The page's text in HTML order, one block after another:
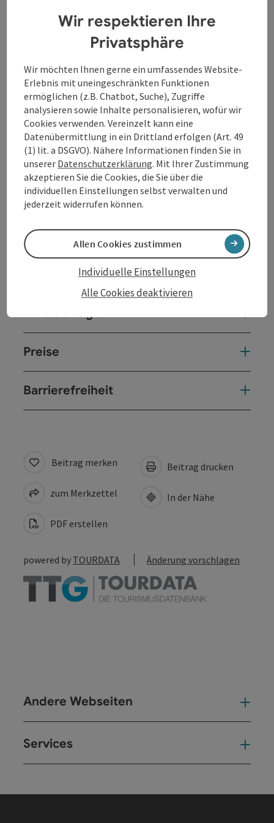
Die Hermann Göring Werke haben die Stadt Linz
baulich und wirtschaftlich geprägt. Sie haben das
soziale Gefüge der Stadt nachhaltig verändert. Die
wurden, sind heute noch offensichtlich. Die
Auswirkungen auf die Opfer von einst, der
Zwangscharakter und das Ausmaß des
Arbeitseinsatzes hingegen wurden lange Zeit
verdrängt und sind im allgemeinen Bewusstsein so
gut wie nicht präsent. Das zu verändern, ist ein
zentrales Anliegen dieses Museums.
Kontakt
Veranstaltungstermin/e
Veranstaltungsort
Anreise/Lage
Preise
Barrierefreiheit
Beitrag merken
zum Merkzettel
PDF erstellen
Beitrag drucken
In der Nähe
powered by TOURDATA Änderung vorschlagen
Andere Webseiten
Services
Wir respektieren Ihre
Privatsphäre
Wir möchten Ihnen gerne ein umfassendes Website-
Erlebnis mit uneingeschränkten Funktionen
ermöglichen (z.B. Chatbot, Suche), Zugriffe
analysieren sowie Inhalte personalisieren, wofür wir
Cookies verwenden. Vereinzelt kann eine
Datenübermittlung in ein Drittland erfolgen (Art. 49
(1) lit. a DSGVO). Nähere Informationen finden Sie in
unserer Datenschutzerklärung. Mit Ihrer Zustimmung
akzeptieren Sie die Cookies, die Sie über die
individuellen Einstellungen selbst verwalten und
jederzeit widerrufen können.
Alle Cookies deaktivieren
Individuelle Einstellungen
Allen Cookies zustimmen